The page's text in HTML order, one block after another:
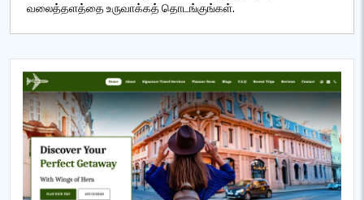
வலைத்தளத்தை உருவாக்கத் தொடங்குங்கள்.